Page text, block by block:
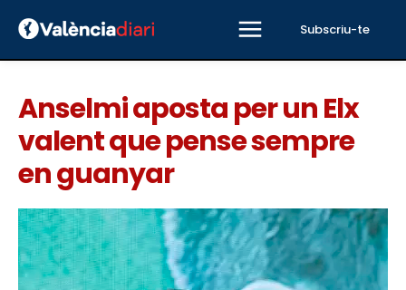
Subscriu-te
Anselmi aposta per un Elx
valent que pense sempre
en guanyar